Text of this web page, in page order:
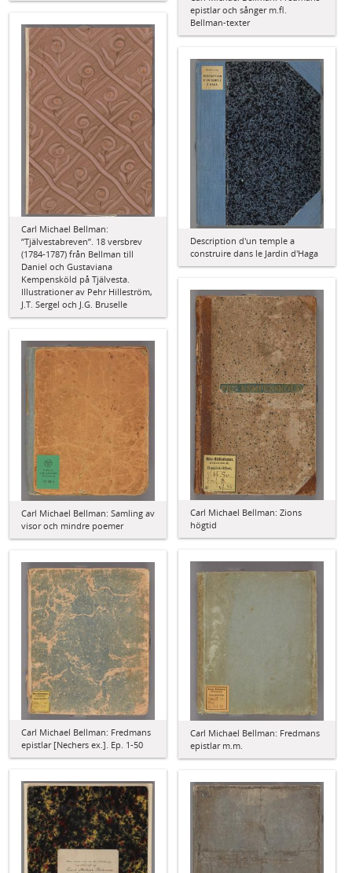
epistlar och sånger m.fl.
Bellman-texter
Carl Michael Bellman:
”Tjälvestabreven”. 18 versbrev
(1784-1787) från Bellman till
Daniel och Gustaviana
Kempensköld på Tjälvesta.
Illustrationer av Pehr Hilleström,
J.T. Sergel och J.G. Bruselle
Description d'un temple a
construire dans le Jardin d'Haga
Carl Michael Bellman: Zions
högtid
Carl Michael Bellman: Samling av
visor och mindre poemer
Carl Michael Bellman: Fredmans
epistlar m.m.
Carl Michael Bellman: Fredmans
epistlar [Nechers ex.]. Ep. 1-50